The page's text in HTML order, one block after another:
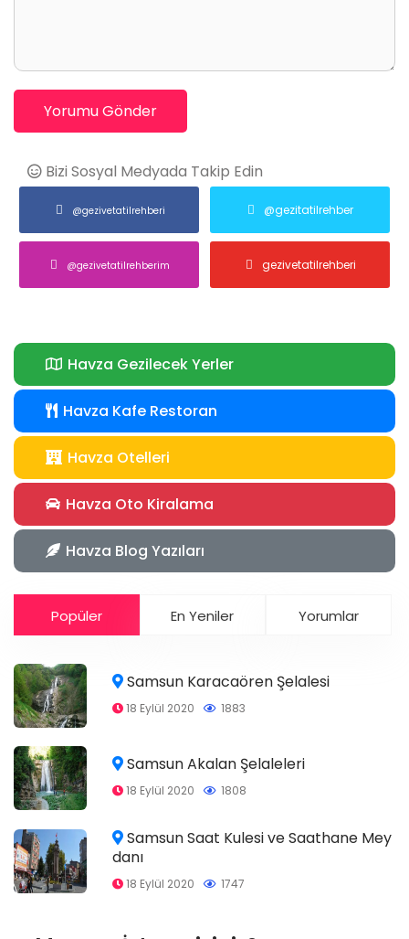
Yorumu Gönder
Bizi Sosyal Medyada Takip Edin
@gezivetatilrehberi @gezitatilrehber
@gezivetatilrehberim gezivetatilrehberi
Havza Gezilecek Yerler
Havza Kafe Restoran
Havza Otelleri
Havza Oto Kiralama
Havza Blog Yazıları
Popüler En Yeniler Yorumlar
Samsun Karacaören Şelalesi
18 Eylül 2020 1883
Samsun Akalan Şelaleleri
18 Eylül 2020 1808
Samsun Saat Kulesi ve Saathane Mey
danı
18 Eylül 2020 1747